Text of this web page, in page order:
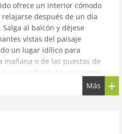
ofrece un interior cómodo
después de un día
al balcón y déjese
vistas del paisaje
un lugar idílico para
o de las puestas de
a su refugio de vacaciones
destino de Montafon,
a solo 15 km al sureste de
de la ciudad de Gaschurn.
Más